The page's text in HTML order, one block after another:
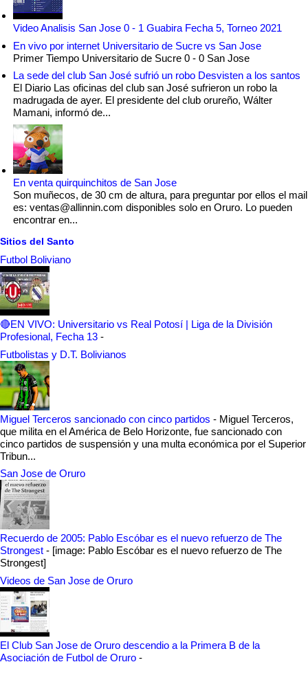
Video Analisis San Jose 0 - 1 Guabira Fecha 5, Torneo 2021
En vivo por internet Universitario de Sucre vs San Jose
Primer Tiempo Universitario de Sucre 0 - 0 San Jose
La sede del club San José sufrió un robo Desvisten a los santos
El Diario Las oficinas del club san José sufrieron un robo la
madrugada de ayer. El presidente del club orureño, Wálter
Mamani, informó de...
En venta quirquinchitos de San Jose
Son muñecos, de 30 cm de altura, para preguntar por ellos el mail
es: ventas@allinnin.com disponibles solo en Oruro. Lo pueden
encontrar en...
Sitios del Santo
Futbol Boliviano
🔴EN VIVO: Universitario vs Real Potosí | Liga de la División
Profesional, Fecha 13 -
Futbolistas y D.T. Bolivianos
Miguel Terceros sancionado con cinco partidos - Miguel Terceros,
que milita en el América de Belo Horizonte, fue sancionado con
cinco partidos de suspensión y una multa económica por el Superior
Tribun...
San Jose de Oruro
Recuerdo de 2005: Pablo Escóbar es el nuevo refuerzo de The
Strongest - [image: Pablo Escóbar es el nuevo refuerzo de The
Strongest]
Videos de San Jose de Oruro
El Club San Jose de Oruro descendio a la Primera B de la
Asociación de Futbol de Oruro -